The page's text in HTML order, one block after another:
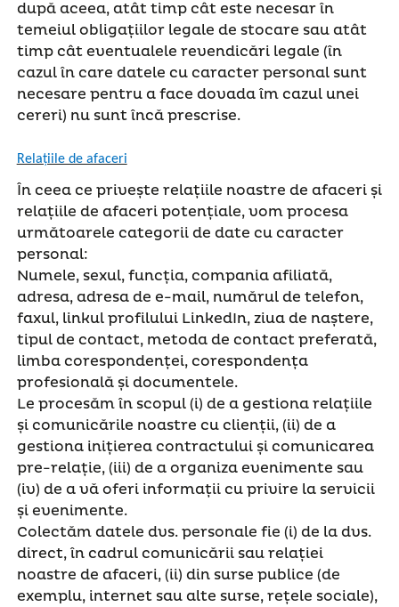
după aceea, atât timp cât este necesar în
temeiul obligațiilor legale de stocare sau atât
timp cât eventualele revendicări legale (în
cazul în care datele cu caracter personal sunt
necesare pentru a face dovada îm cazul unei
cereri) nu sunt încă prescrise.
Relațiile de afaceri
În ceea ce privește relațiile noastre de afaceri și
relațiile de afaceri potențiale, vom procesa
următoarele categorii de date cu caracter
personal:
Numele, sexul, funcția, compania afiliată,
adresa, adresa de e-mail, numărul de telefon,
faxul, linkul profilului LinkedIn, ziua de naștere,
tipul de contact, metoda de contact preferată,
limba corespondenței, corespondența
profesională și documentele.
Le procesăm în scopul (i) de a gestiona relațiile
și comunicările noastre cu clienții, (ii) de a
gestiona inițierea contractului și comunicarea
pre-relație, (iii) de a organiza evenimente sau
(iv) de a vă oferi informații cu privire la servicii
și evenimente.
Colectăm datele dvs. personale fie (i) de la dvs.
direct, în cadrul comunicării sau relației
noastre de afaceri, (ii) din surse publice (de
exemplu, internet sau alte surse, rețele sociale),